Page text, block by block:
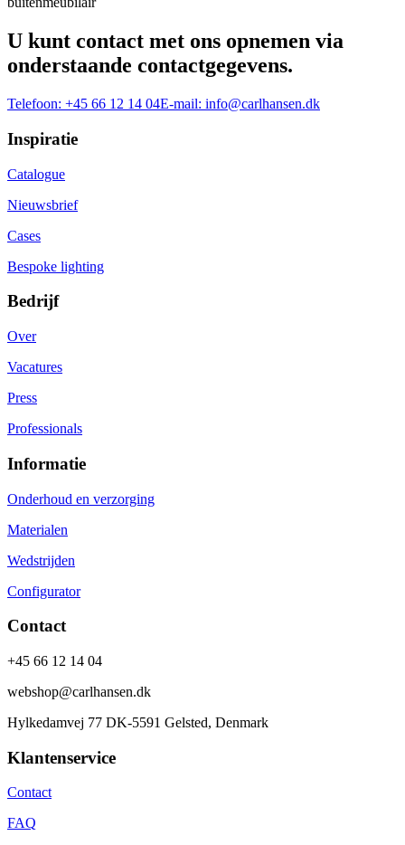
U kunt contact met ons opnemen via
onderstaande contactgegevens.
Telefoon: +45 66 12 14 04E-mail: info@carlhansen.dk
Inspiratie
Catalogue
Nieuwsbrief
Cases
Bespoke lighting
Bedrijf
Over
Vacatures
Press
Professionals
Informatie
Onderhoud en verzorging
Materialen
Wedstrijden
Configurator
Contact
+45 66 12 14 04
webshop@carlhansen.dk
Hylkedamvej 77 DK-5591 Gelsted, Denmark
Klantenservice
Contact
FAQ